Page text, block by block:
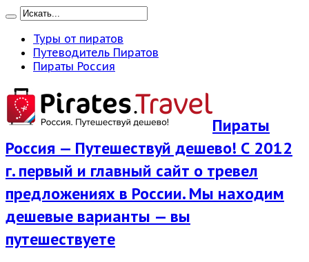
Туры от пиратов
Путеводитель Пиратов
Пираты Россия
Пираты
Россия — Путешествуй дешево! С 2012
г. первый и главный сайт о тревел
предложениях в России. Мы находим
дешевые варианты — вы
путешествуете